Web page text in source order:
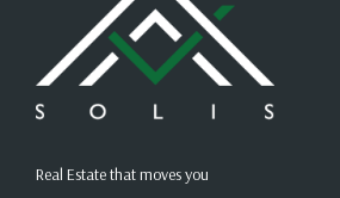
Real Estate that moves you